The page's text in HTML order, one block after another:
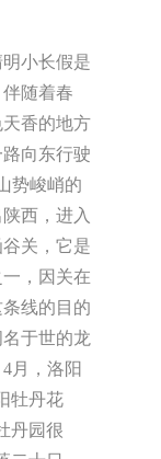
小长假是
随着春
香的地方
向东行驶
势峻峭的
西，进入
关，它是
，因关在
线的目的
于世的龙
月，洛阳
牡丹花
丹园很